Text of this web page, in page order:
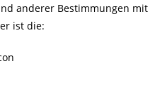
anderer Bestimmungen mit
ist die: